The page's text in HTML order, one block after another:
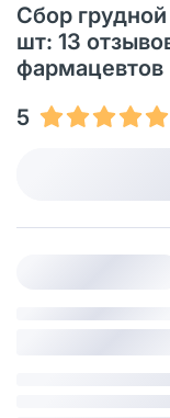
Сбор
шт: 13
фармацевтов
5